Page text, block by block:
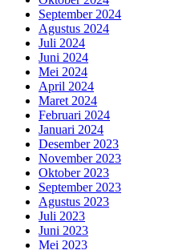
September 2024
Agustus 2024
Juli 2024
Juni 2024
Mei 2024
April 2024
Maret 2024
Februari 2024
Januari 2024
Desember 2023
November 2023
Oktober 2023
September 2023
Agustus 2023
Juli 2023
Juni 2023
Mei 2023